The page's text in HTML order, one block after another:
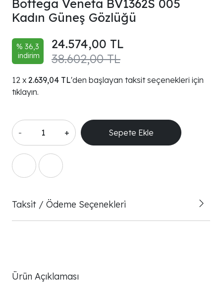
Bottega Veneta BV1362S 005
Kadın Güneş Gözlüğü
% 36,3
indirim
38.602,00 TL
24.574,00 TL
2.639,04 TL'den başlayan taksit seçenekleri için
tıklayın.
- + Sepete Ekle
Taksit / Ödeme Seçenekleri
Ürün Açıklaması